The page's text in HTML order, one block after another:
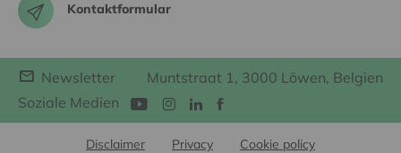
Kontaktformular
Newsletter
Muntstraat 1, 3000 Löwen, Belgien
Soziale Medien
Disclaimer Privacy Cookie policy